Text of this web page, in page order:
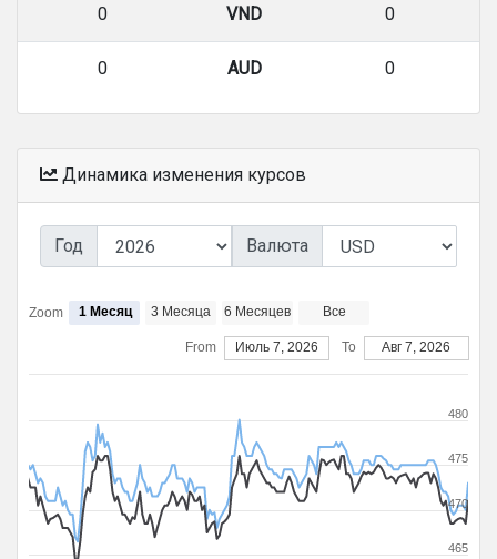
0 VND 0
0 AUD 0
Динамика изменения курсов
Год Валюта
Zoom 1 Месяц 3 Месяца 6 Месяцев Все
From Июль 7, 2026 To Авг 7, 2026
465
470
475
480